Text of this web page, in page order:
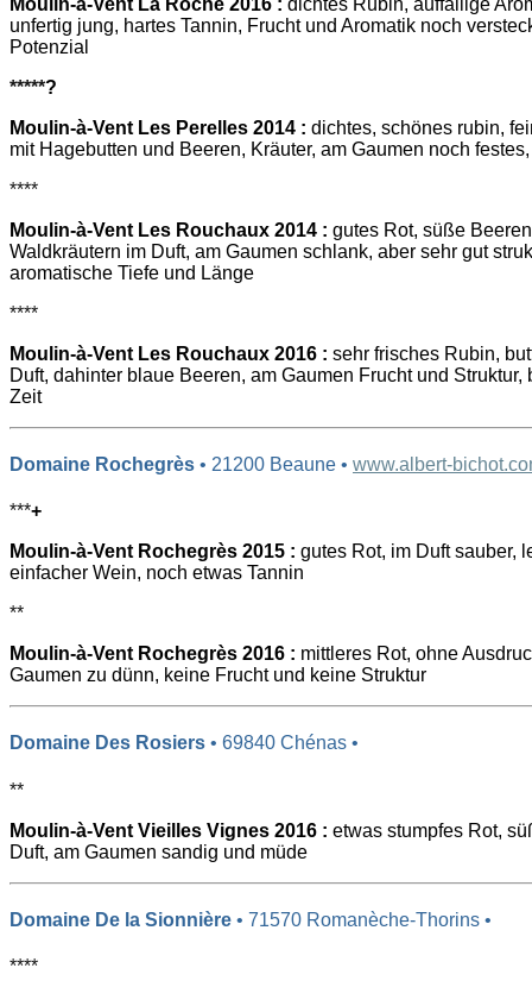
unfertig jung, hartes Tannin, Frucht und Aromatik noch
Potenzial
*****?
Moulin-à-Vent Les Perelles 2014 : dichtes, schönes rubin,
mit Hagebutten und Beeren, Kräuter, am Gaumen noch
****
Moulin-à-Vent Les Rouchaux 2014 : gutes Rot, süße
Waldkräutern im Duft, am Gaumen schlank, aber sehr gut
aromatische Tiefe und Länge
****
Moulin-à-Vent Les Rouchaux 2016 : sehr frisches Rubin,
Duft, dahinter blaue Beeren, am Gaumen Frucht und Struktur,
Zeit
Domaine Rochegrès • 21200 Beaune • www.albert-
***+
Moulin-à-Vent Rochegrès 2015 : gutes Rot, im Duft sauber,
einfacher Wein, noch etwas Tannin
**
Moulin-à-Vent Rochegrès 2016 : mittleres Rot, ohne
Gaumen zu dünn, keine Frucht und keine Struktur
Domaine Des Rosiers • 69840 Chénas •
**
Moulin-à-Vent Vieilles Vignes 2016 : etwas stumpfes Rot,
Duft, am Gaumen sandig und müde
Domaine De la Sionnière • 71570 Romanèche-Thorins •
****